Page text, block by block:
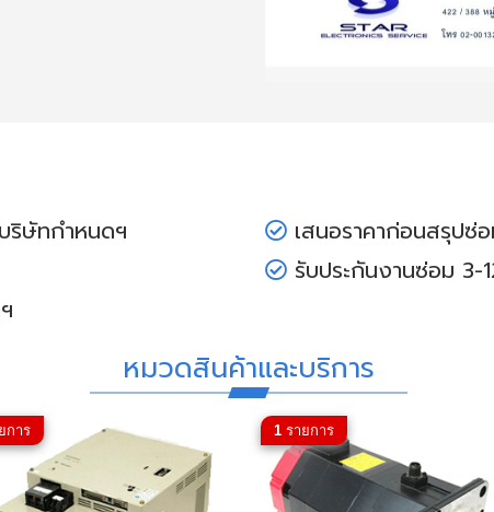
ริษัทกำหนดฯ
เสนอราคาก่อนสรุปซ่
รับประกันงานซ่อม 3-
หมวดสินค้าและบริการ
การ 1 รายการ